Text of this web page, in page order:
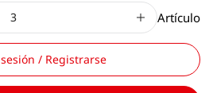
Artículo
/ Registrarse